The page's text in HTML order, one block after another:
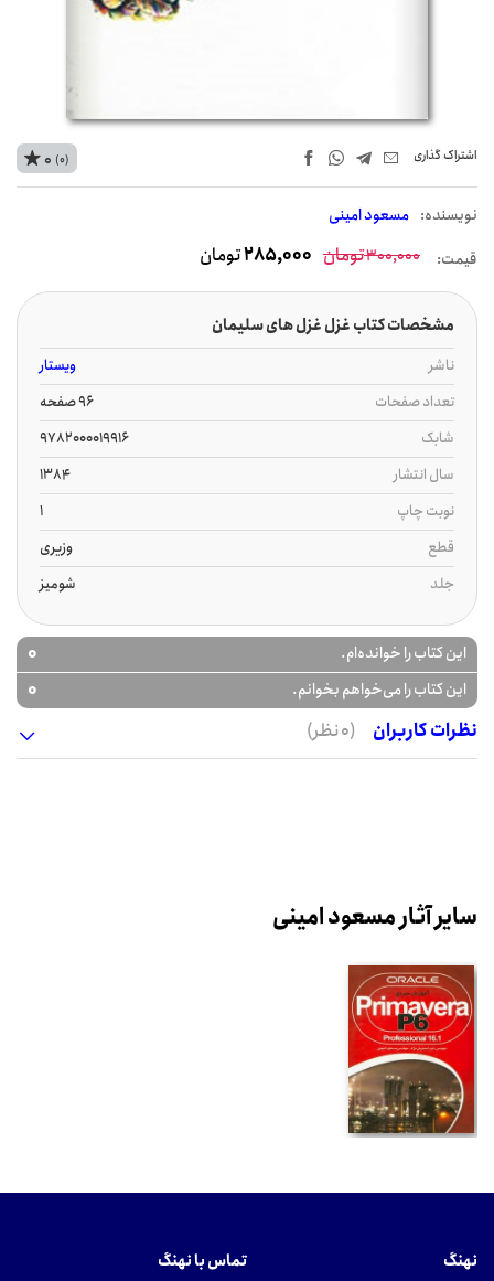
اشتراک‌ گذاری
نويسنده: مسعود امینی
0 (0)
قیمت: 300,000تومان 285,000تومان
مشخصات کتاب غزل غزل های سلیمان
ناشر
ویستار
تعداد صفحات
96 صفحه
شابک
9782000019916
سال انتشار
1384
نوبت چاپ
1
قطع
وزیری
جلد
شومیز
این کتاب را خوانده‌ام. 0
این کتاب را می‌خواهم بخوانم.
0
نظرات کاربران
(0 نظر)
سایر آثار مسعود امینی
نهنگ تماس با نهنگ